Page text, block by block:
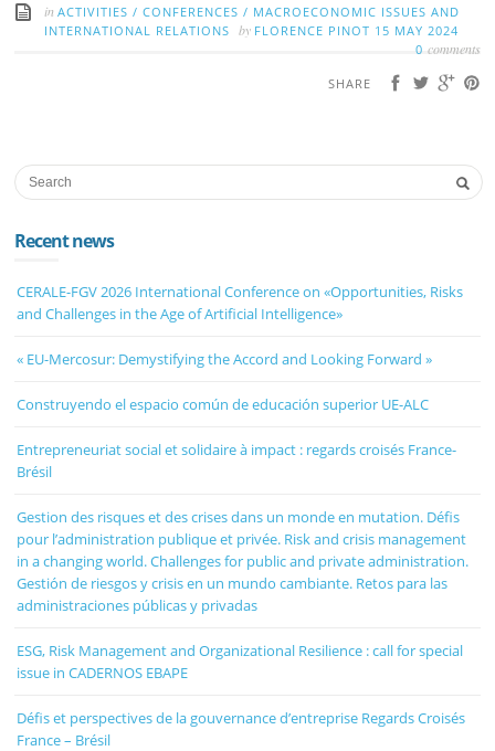
inACTIVITIES /CONFERENCES / MACROECONOMIC ISSUES AND
INTERNATIONAL RELATIONS by FLORENCE PINOT 15 MAY 2024
0 comments
SHARE
Recent news
CERALE-FGV 2026 International Conference on «Opportunities, Risks
and Challenges in the Age of Artificial Intelligence»
« EU-Mercosur: Demystifying the Accord and Looking Forward »
Construyendo el espacio común de educación superior UE-ALC
Entrepreneuriat social et solidaire à impact : regards croisés France-
Brésil
Gestion des risques et des crises dans un monde en mutation. Défis
pour l’administration publique et privée. Risk and crisis management
in a changing world. Challenges for public and private administration.
Gestión de riesgos y crisis en un mundo cambiante. Retos para las
administraciones públicas y privadas
ESG, Risk Management and Organizational Resilience : call for special
issue in CADERNOS EBAPE
Défis et perspectives de la gouvernance d’entreprise Regards Croisés
France – Brésil